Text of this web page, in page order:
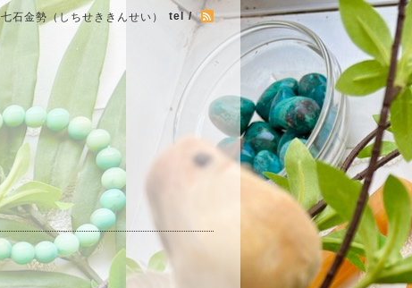
七石金勢（しちせききんせい） tel /